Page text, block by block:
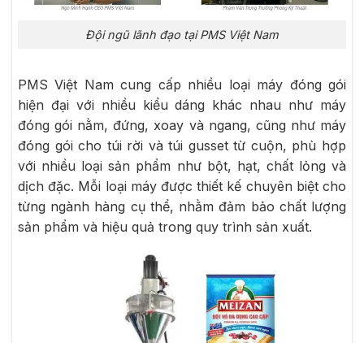
Đội ngũ lãnh đạo tại PMS Việt Nam
PMS Việt Nam cung cấp nhiều loại máy đóng gói
hiện đại với nhiều kiểu dáng khác nhau như máy
đóng gói nằm, đứng, xoay và ngang, cũng như máy
đóng gói cho túi rời và túi gusset từ cuộn, phù hợp
với nhiều loại sản phẩm như bột, hạt, chất lỏng và
dịch đặc. Mỗi loại máy được thiết kế chuyên biệt cho
từng ngành hàng cụ thể, nhằm đảm bảo chất lượng
sản phẩm và hiệu quả trong quy trình sản xuất.